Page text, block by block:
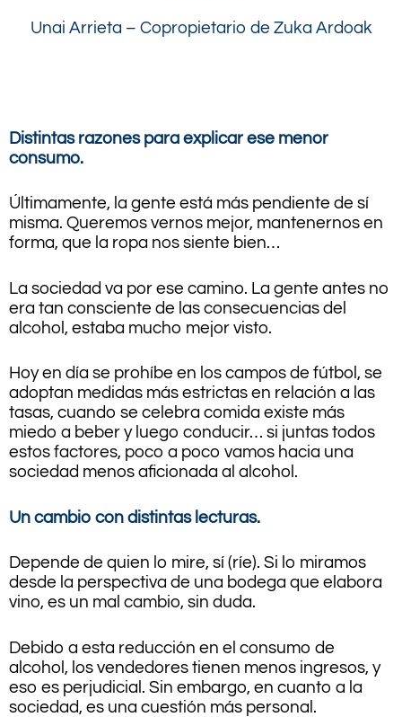
Unai Arrieta – Copropietario de Zuka Ardoak
Distintas razones para explicar ese menor
consumo.
Últimamente, la gente está más pendiente de sí
misma. Queremos vernos mejor, mantenernos en
forma, que la ropa nos siente bien…
La sociedad va por ese camino. La gente antes no
era tan consciente de las consecuencias del
alcohol, estaba mucho mejor visto.
Hoy en día se prohíbe en los campos de fútbol, se
adoptan medidas más estrictas en relación a las
tasas, cuando se celebra comida existe más
miedo a beber y luego conducir… si juntas todos
estos factores, poco a poco vamos hacia una
sociedad menos aficionada al alcohol.
Un cambio con distintas lecturas.
Depende de quien lo mire, sí (ríe). Si lo miramos
desde la perspectiva de una bodega que elabora
vino, es un mal cambio, sin duda.
Debido a esta reducción en el consumo de
alcohol, los vendedores tienen menos ingresos, y
eso es perjudicial. Sin embargo, en cuanto a la
sociedad, es una cuestión más personal.